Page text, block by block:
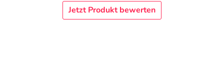
Jetzt Produkt bewerten